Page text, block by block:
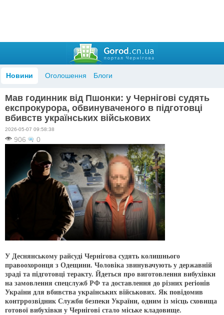
Новини Оголошення Блоги
Мав годинник від Пшонки: у Чернігові судять
експрокурора, обвинуваченого в підготовці
вбивств українських військових
2026-05-07 09:58:38
906 0
У Деснянському райсуді Чернігова судять колишнього
правоохоронця з Одещини. Чоловіка звинувачують у державній
зраді та підготовці теракту. Йдеться про виготовлення вибухівки
на замовлення спецслужб РФ та доставлення до різних регіонів
України для вбивства українських військових. Як повідомив
контррозвідник Служби безпеки України, одним із місць сховища
готової вибухівки у Чернігові стало міське кладовище.